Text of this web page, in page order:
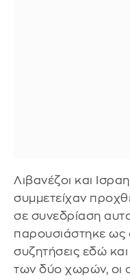
Λιβανέζοι και
συμμετείχαν
σε συνεδρίαση
παρουσιάστηκε ως
συζητήσεις εδώ
των δύο χωρών, οι